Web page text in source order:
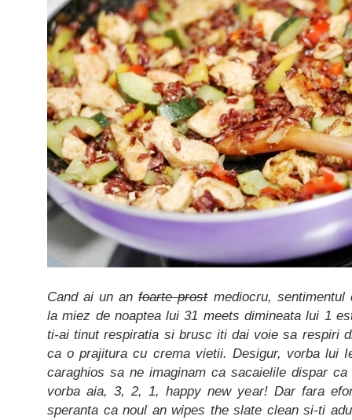
Cand ai un anfoarte prostmediocru, sentimentul
la miez de noaptea lui 31 meets dimineata lui 1
ti-ai tinut respiratia si brusc iti dai voie sa respiri
ca o prajitura cu crema vietii. Desigur, vorba lui
caraghios sa ne imaginam ca sacaielile dispar
vorba aia, 3, 2, 1, happy new year! Dar fara
speranta ca noul an wipes the slate clean si-ti